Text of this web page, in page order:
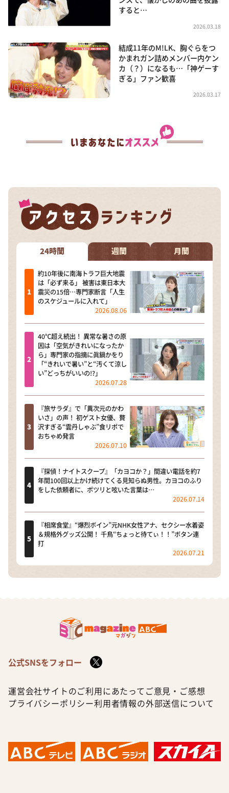
すると…
2026.03.18
結成11年のM!LK、胸ぐらをつ
かまれガン詰めメンバー内ケン
カ（？）になるも…「神ゲーす
ぎる」ファン歓喜
2026.03.17
24時間 週間 月間
約10年後に南海トラフ巨大地震
は「必ず来る」 被害は東日本大
震災の15倍…専門家断言「人生
のスケジュールに入れて」
2026.08.06
40℃超え続出！ 異常な暑さの原
因は「空気がきれいになったか
ら」専門家の指摘に眞鍋かをり
「“きれいで暑い”と“汚くて涼し
い”どっちがいいの!?」
2026.07.28
『旅サラダ』で「異次元のかわ
いさ」の声！ 初ゲスト女優、贅
沢すぎる“雲丹しゃぶ”食リポで
おちゃめ発言
2026.07.10
『探偵！ナイトスクープ』「カヨコか？」間違い電話を約7
年間100回以上かけ続けてくる見知らぬ男性。カヨコのふり
をした依頼者に、ポツリと呟いた言葉は…
2026.07.14
『相席食堂』“爆烈ボイン”元NHK女性アナ、セクシー水着姿
＆規格外グッズ公開！ 千鳥“ちょっと待てぃ！！”ボタン連
打
2026.07.21
公式SNSをフォロー
運営会社サイトのご利用にあたって ご意見・ご感想
プライバシーポリシー利用者情報の外部送信について